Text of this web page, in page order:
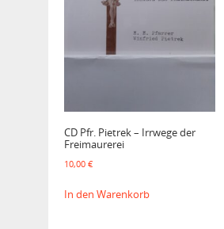
CD Pfr. Pietrek – Irrwege der
Freimaurerei
10,00 €
In den Warenkorb